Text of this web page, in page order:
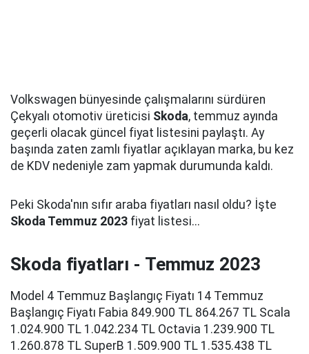
Volkswagen bünyesinde çalışmalarını sürdüren
Çekyalı otomotiv üreticisi Skoda, temmuz ayında
geçerli olacak güncel fiyat listesini paylaştı. Ay
başında zaten zamlı fiyatlar açıklayan marka, bu kez
de KDV nedeniyle zam yapmak durumunda kaldı.
Peki Skoda'nın sıfır araba fiyatları nasıl oldu? İşte
Skoda Temmuz 2023 fiyat listesi...
Skoda fiyatları - Temmuz 2023
Model 4 Temmuz Başlangıç Fiyatı 14 Temmuz
Başlangıç Fiyatı Fabia 849.900 TL 864.267 TL Scala
1.024.900 TL 1.042.234 TL Octavia 1.239.900 TL
1.260.878 TL SuperB 1.509.900 TL 1.535.438 TL